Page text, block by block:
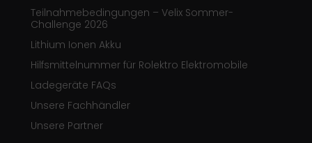
Teilnahmebedingungen – Velix Sommer-
Challenge 2026
Lithium Ionen Akku
Hilfsmittelnummer für Rolektro Elektromobile
Ladegeräte FAQs
Unsere Fachhändler
Unsere Partner